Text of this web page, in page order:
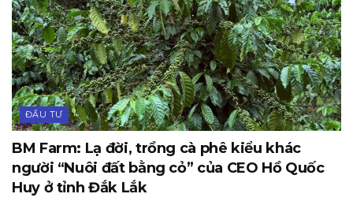
ĐẦU TƯ
BM Farm: Lạ đời, trồng cà phê kiểu khác
người “Nuôi đất bằng cỏ” của CEO Hồ Quốc
Huy ở tỉnh Đắk Lắk